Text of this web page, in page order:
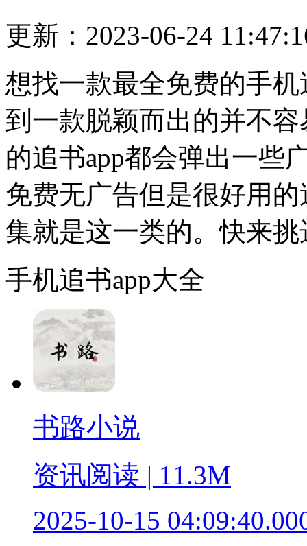
更新：2023-06-24
想找一款最全免费的手
到一款脱颖而出的并不
的追书app都会弹出一些
免费无广告但是很好用
集就是这一类的。快来挑
手机追书app大全
书路小说
资讯阅读 | 11.3M
2025-10-15